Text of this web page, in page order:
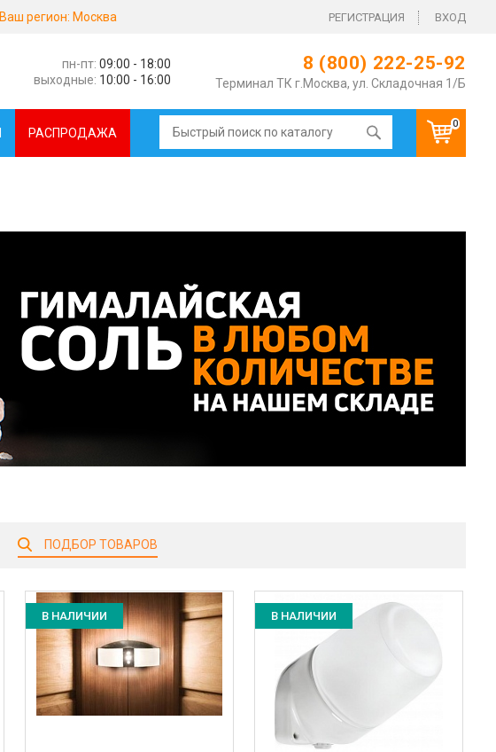
Ваш регион: Москва РЕГИСТРАЦИЯ ВХОД
пн-пт: 09:00 - 18:00
выходные: 10:00 - 16:00
8 (800) 222-25-92
Терминал ТК г.Москва, ул. Складочная 1/Б
РАСПРОДАЖА
0
ПОДБОР ТОВАРОВ
В НАЛИЧИИ В НАЛИЧИИ